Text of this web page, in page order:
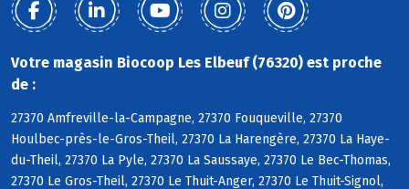
Votre magasin Biocoop Les Elbeuf (76320) est proche
de :
27370 Amfreville-la-Campagne, 27370 Fouqueville, 27370
Houlbec-près-le-Gros-Theil, 27370 La Harengère, 27370 La Haye-
du-Theil, 27370 La Pyle, 27370 La Saussaye, 27370 Le Bec-Thomas,
27370 Le Gros-Theil, 27370 Le Thuit-Anger, 27370 Le Thuit-Signol,